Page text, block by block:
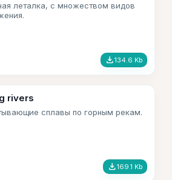
леталка, с множеством видов
file_download134.6 Kb
rivers
сплавы по горным рекам.
file_download169.1 Kb